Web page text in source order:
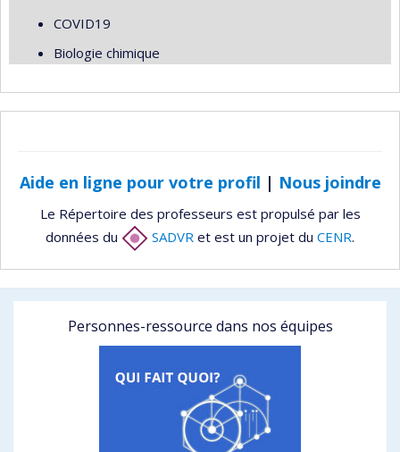
COVID19
Biologie chimique
Aide en ligne pour votre profil | Nous joindre
Le Répertoire des professeurs est propulsé par les
données du
SADVR et est un projet du CENR.
Personnes-ressource dans nos équipes